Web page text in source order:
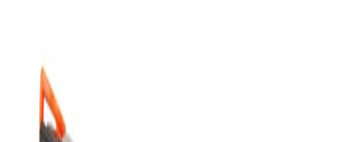
Начало/